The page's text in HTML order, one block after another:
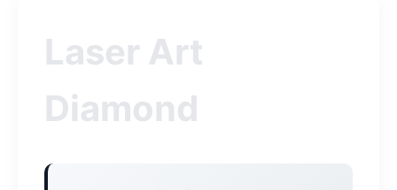
Laser Art
Diamond